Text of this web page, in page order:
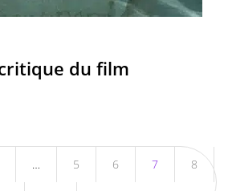
du film
… 5 6 7 8